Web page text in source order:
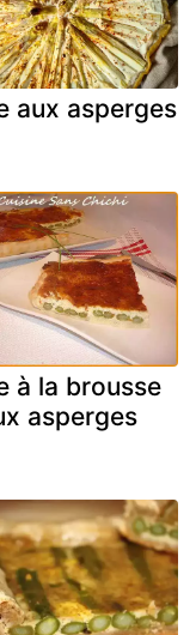
aux asperges
à la brousse
asperges